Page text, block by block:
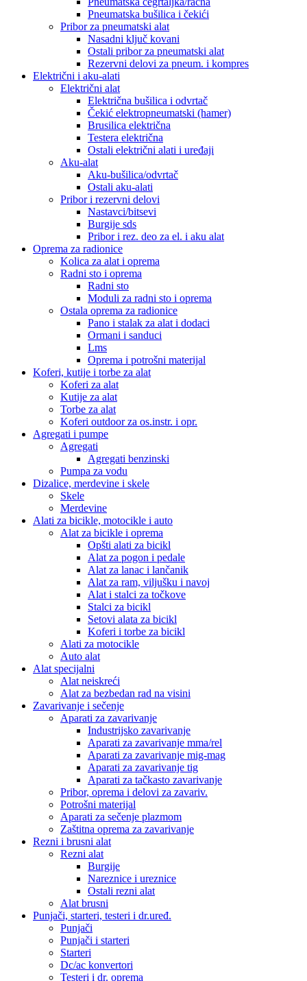
Pneumatska bušilica i čekići
Pribor za pneumatski alat
Nasadni ključ kovani
Ostali pribor za pneumatski alat
Rezervni delovi za pneum. i kompres
Električni i aku-alati
Električni alat
Električna bušilica i odvrtač
Čekić elektropneumatski (hamer)
Brusilica električna
Testera električna
Ostali električni alati i uređaji
Aku-alat
Aku-bušilica/odvrtač
Ostali aku-alati
Pribor i rezervni delovi
Nastavci/bitsevi
Burgije sds
Pribor i rez. deo za el. i aku alat
Oprema za radionice
Kolica za alat i oprema
Radni sto i oprema
Radni sto
Moduli za radni sto i oprema
Ostala oprema za radionice
Pano i stalak za alat i dodaci
Ormani i sanduci
Lms
Oprema i potrošni materijal
Koferi, kutije i torbe za alat
Koferi za alat
Kutije za alat
Torbe za alat
Koferi outdoor za os.instr. i opr.
Agregati i pumpe
Agregati
Agregati benzinski
Pumpa za vodu
Dizalice, merdevine i skele
Skele
Merdevine
Alati za bicikle, motocikle i auto
Alat za bicikle i oprema
Opšti alati za bicikl
Alat za pogon i pedale
Alat za lanac i lančanik
Alat za ram, viljušku i navoj
Alat i stalci za točkove
Stalci za bicikl
Setovi alata za bicikl
Koferi i torbe za bicikl
Alati za motocikle
Auto alat
Alat specijalni
Alat neiskreći
Alat za bezbedan rad na visini
Zavarivanje i sečenje
Aparati za zavarivanje
Industrijsko zavarivanje
Aparati za zavarivanje mma/rel
Aparati za zavarivanje mig-mag
Aparati za zavarivanje tig
Aparati za tačkasto zavarivanje
Pribor, oprema i delovi za zavariv.
Potrošni materijal
Aparati za sečenje plazmom
Zaštitna oprema za zavarivanje
Rezni i brusni alat
Rezni alat
Burgije
Nareznice i ureznice
Ostali rezni alat
Alat brusni
Punjači, starteri, testeri i dr.uređ.
Punjači
Punjači i starteri
Starteri
Dc/ac konvertori
Testeri i dr. oprema